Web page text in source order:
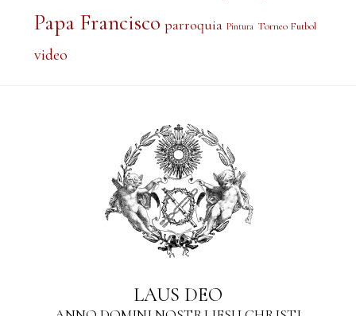
Papa Francisco parroquia Pintura Torneo Futbol
video
LAUS DEO